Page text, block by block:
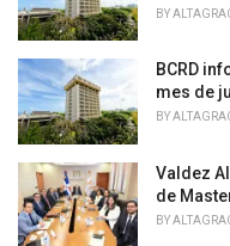
BY
BCRD
mes de
BY
Valdez
de
BY